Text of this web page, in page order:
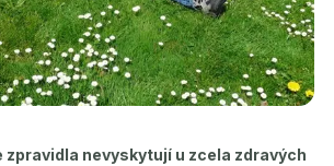
zpravidla nevyskytují u zcela zdravých